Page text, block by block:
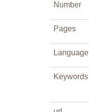
Number
Pages
Language
Keywords